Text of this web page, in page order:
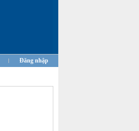
Đăng nhập